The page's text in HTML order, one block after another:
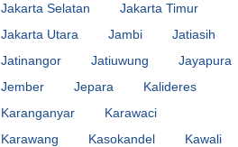
Jakarta Selatan
Jakarta Timur
Jakarta Utara
Jambi
Jatiasih
Jatinangor
Jatiuwung
Jayapura
Jember
Jepara
Kalideres
Karanganyar
Karawaci
Karawang
Kasokandel
Kawali